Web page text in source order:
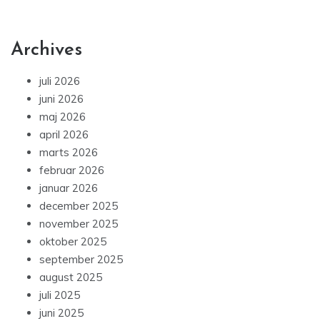
Archives
juli 2026
juni 2026
maj 2026
april 2026
marts 2026
februar 2026
januar 2026
december 2025
november 2025
oktober 2025
september 2025
august 2025
juli 2025
juni 2025